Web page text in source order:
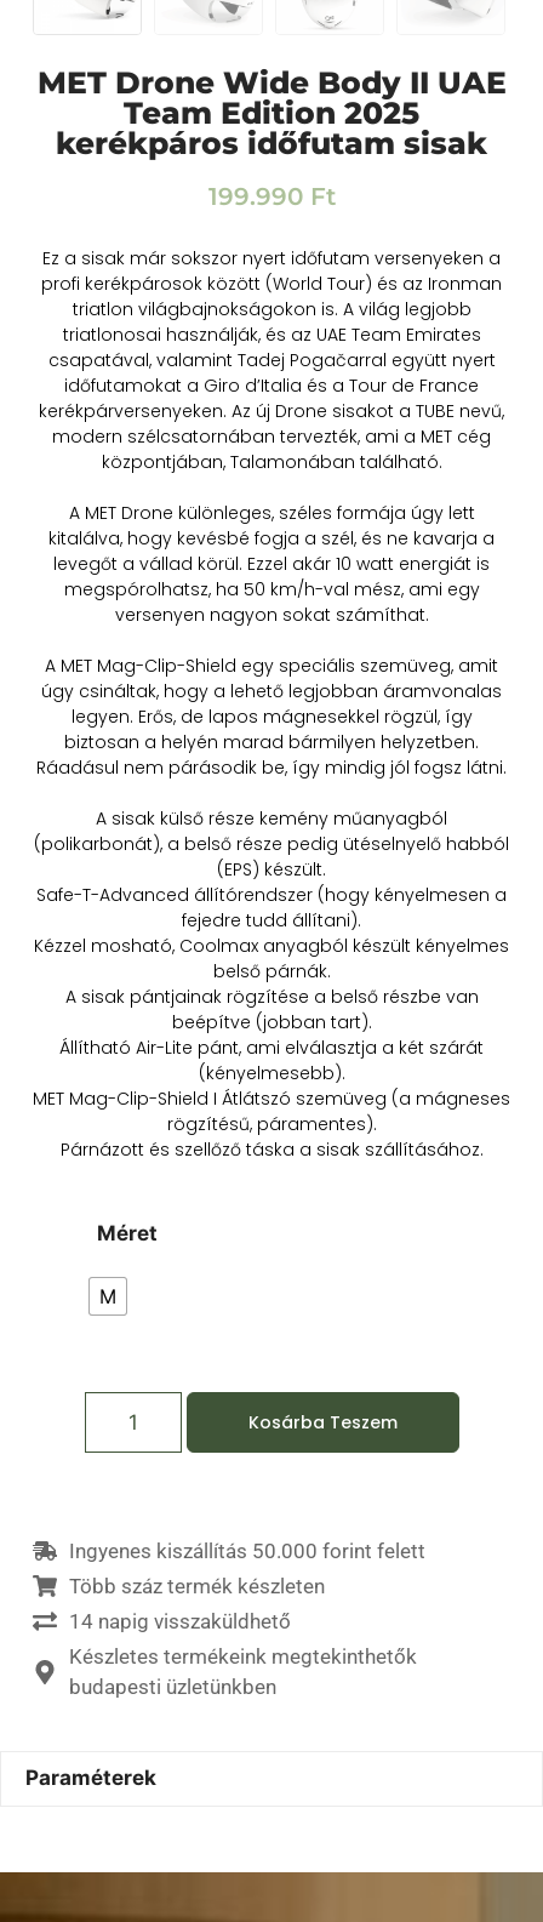
MET Drone Wide Body II UAE
Team Edition 2025
kerékpáros időfutam sisak
199.990 Ft
Ez a sisak már sokszor nyert időfutam versenyeken a
profi kerékpárosok között (World Tour) és az Ironman
triatlon világbajnokságokon is. A világ legjobb
triatlonosai használják, és az UAE Team Emirates
csapatával, valamint Tadej Pogačarral együtt nyert
időfutamokat a Giro d’Italia és a Tour de France
kerékpárversenyeken. Az új Drone sisakot a TUBE nevű,
modern szélcsatornában tervezték, ami a MET cég
központjában, Talamonában található.
A MET Drone különleges, széles formája úgy lett
kitalálva, hogy kevésbé fogja a szél, és ne kavarja a
levegőt a vállad körül. Ezzel akár 10 watt energiát is
megspórolhatsz, ha 50 km/h-val mész, ami egy
versenyen nagyon sokat számíthat.
A MET Mag-Clip-Shield egy speciális szemüveg, amit
úgy csináltak, hogy a lehető legjobban áramvonalas
legyen. Erős, de lapos mágnesekkel rögzül, így
biztosan a helyén marad bármilyen helyzetben.
Ráadásul nem párásodik be, így mindig jól fogsz látni.
A sisak külső része kemény műanyagból
(polikarbonát), a belső része pedig ütéselnyelő habból
(EPS) készült.
Safe-T-Advanced állítórendszer (hogy kényelmesen a
fejedre tudd állítani).
Kézzel mosható, Coolmax anyagból készült kényelmes
belső párnák.
A sisak pántjainak rögzítése a belső részbe van
beépítve (jobban tart).
Állítható Air-Lite pánt, ami elválasztja a két szárát
(kényelmesebb).
MET Mag-Clip-Shield I Átlátszó szemüveg (a mágneses
rögzítésű, páramentes).
Párnázott és szellőző táska a sisak szállításához.
Méret
M
Kosárba Teszem
Ingyenes kiszállítás 50.000 forint felett
Több száz termék készleten
14 napig visszaküldhető
Készletes termékeink megtekinthetők
budapesti üzletünkben
Paraméterek